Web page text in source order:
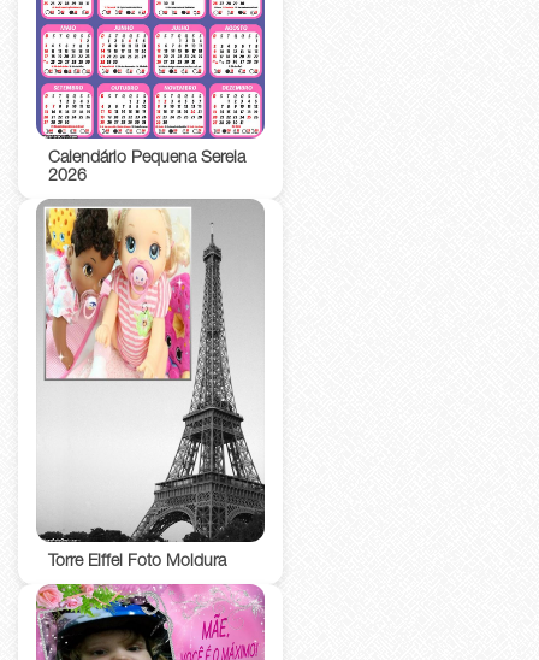
Calendário Pequena Sereia
2026
Torre Eiffel Foto Moldura